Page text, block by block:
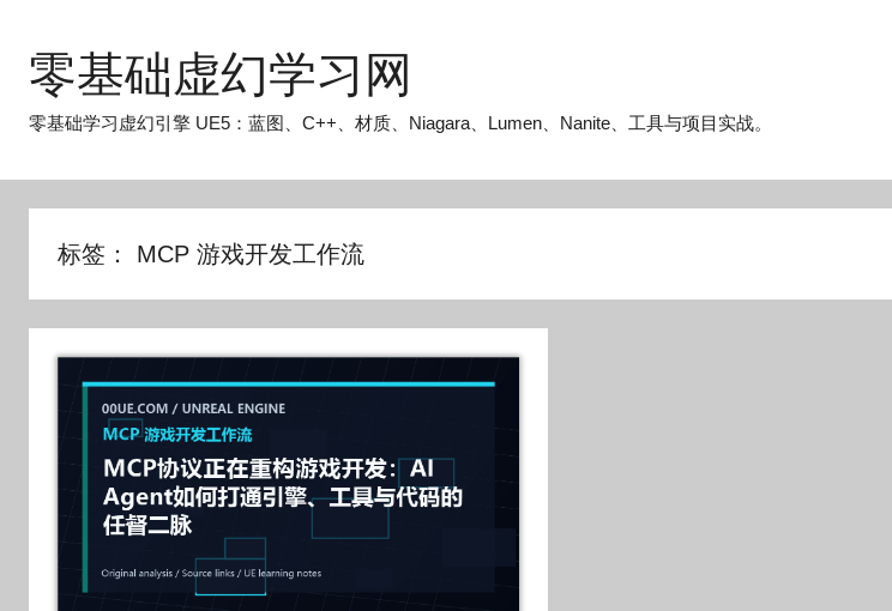
零基础虚幻学习网
零基础学习虚幻引擎 UE5：蓝图、C++、材质、Niagara、Lumen、Nanite、工具与项目实战。
标签： MCP 游戏开发工作流